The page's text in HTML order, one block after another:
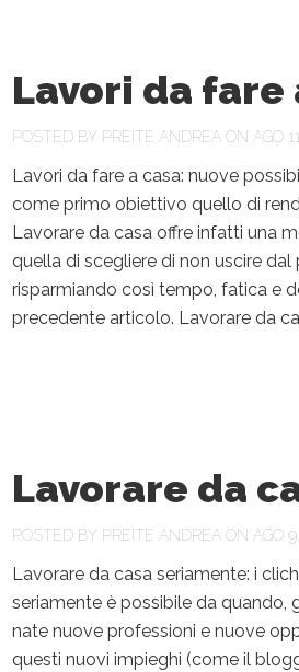
Lavori da fare
POSTED BY PREITE ANDREA ON AGO
Lavori da fare a casa: nuove
come primo obiettivo quello di
Lavorare da casa offre infatti una
quella di scegliere di non uscire
risparmiando così tempo, fatica e
precedente articolo. Lavorare da
Lavorare da
POSTED BY PREITE ANDREA ON AGO
Lavorare da casa seriamente: i
seriamente è possibile da quando,
nate nuove professioni e nuove
questi nuovi impieghi (come il